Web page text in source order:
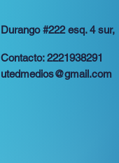
Durango #222 esq. 4
Contacto: 2221938291
utedmedios@gmail.com